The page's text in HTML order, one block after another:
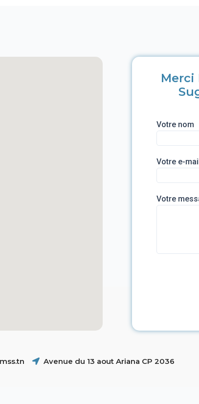
Merci
Votre nom
Votre e-
Votre
Avenue du 13 aout Ariana CP 2036